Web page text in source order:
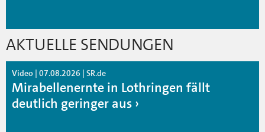
AKTUELLE SENDUNGEN
Video | 07.08.2026 | SR.de
Mirabellenernte in Lothringen fällt
deutlich geringer aus